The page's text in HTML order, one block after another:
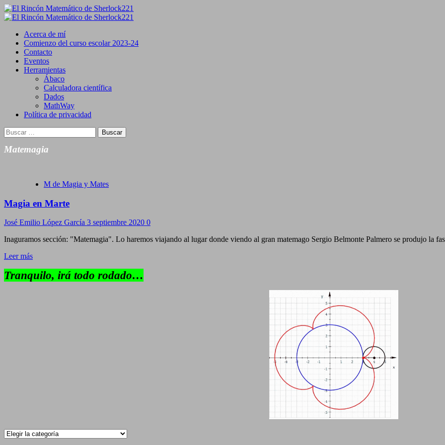
Saltar
al
Primary
Acerca de mí
Comienzo del curso escolar 2023-24
Contacto
Eventos
Herramientas
Ábaco
Calculadora científica
Dados
MathWay
Política de privacidad
Buscar:
Matemagia
M de Magia y Mates
Magia en Marte
José Emilio López García 3 septiembre 2020 0
Inaguramos sección: "Matemagia". Lo haremos viajando al lugar donde viendo al gran matemago Sergio Belmonte Palmero se produjo la
Leer más
Tranquilo, irá todo rodado…
Categorías